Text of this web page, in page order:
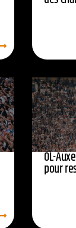
OL-
pour